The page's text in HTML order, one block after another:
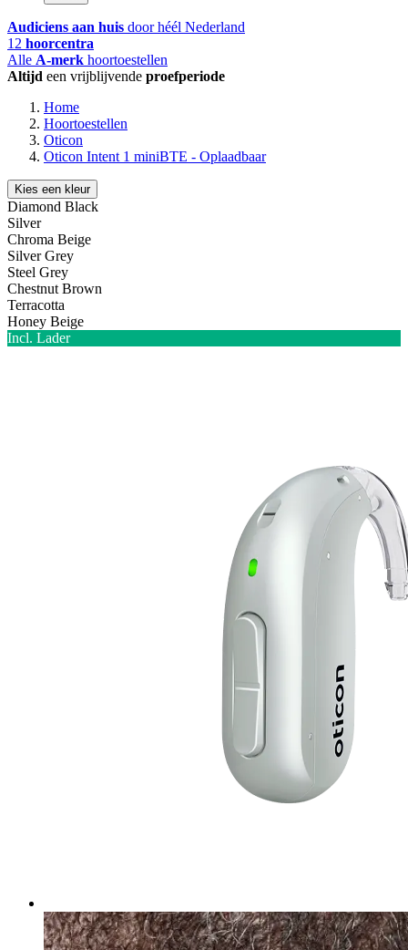
Audiciens aan huis door héél Nederland
12 hoorcentra
Alle A-merk hoortoestellen
Altijd een vrijblijvende proefperiode
Home
Hoortoestellen
Oticon
Oticon Intent 1 miniBTE - Oplaadbaar
Kies een kleur
Diamond Black
Silver
Chroma Beige
Silver Grey
Steel Grey
Chestnut Brown
Terracotta
Honey Beige
Incl. Lader